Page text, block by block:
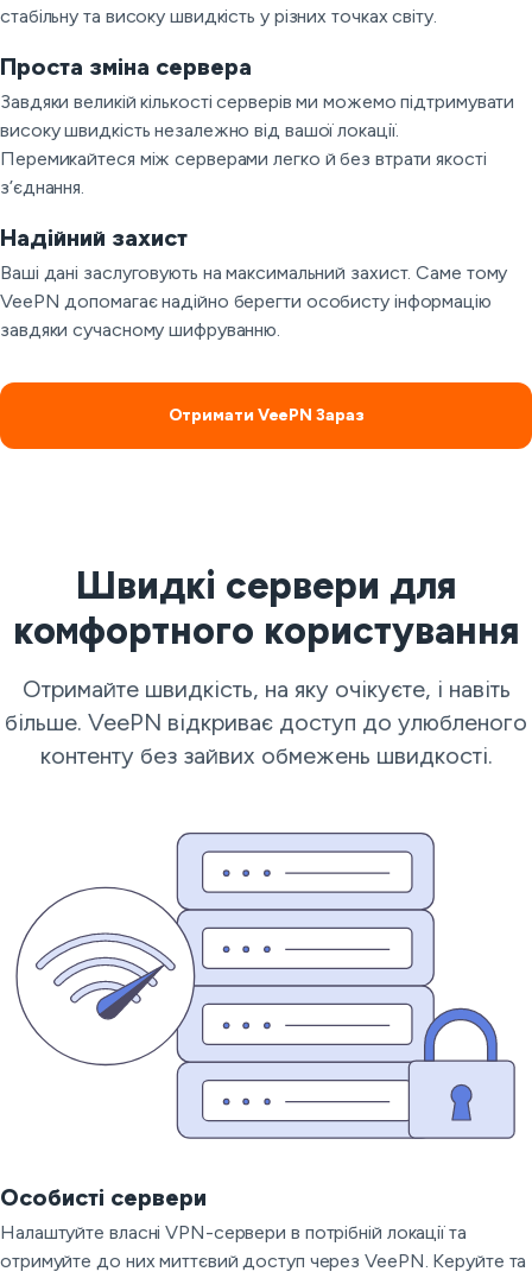
стабільну та високу швидкість у різних точках світу.
Проста зміна сервера
Завдяки великій кількості серверів ми можемо підтримувати
високу швидкість незалежно від вашої локації.
Перемикайтеся між серверами легко й без втрати якості
з’єднання.
Надійний захист
Ваші дані заслуговують на максимальний захист. Саме тому
VeePN допомагає надійно берегти особисту інформацію
завдяки сучасному шифруванню.
Отримати VeePN Зараз
Швидкі сервери для
комфортного користування
Отримайте швидкість, на яку очікуєте, і навіть
більше. VeePN відкриває доступ до улюбленого
контенту без зайвих обмежень швидкості.
Особисті сервери
Налаштуйте власні VPN-сервери в потрібній локації та
отримуйте до них миттєвий доступ через VeePN. Керуйте та